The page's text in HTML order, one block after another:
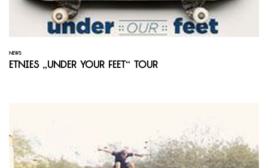
NEWS
Etnies „Under your Feet“ Tour